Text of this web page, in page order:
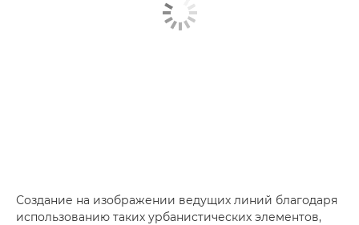
Создание на изображении ведущих линий благодаря
использованию таких урбанистических элементов,